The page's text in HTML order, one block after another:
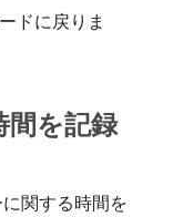
ドに戻りま
間を記録
関する時間を